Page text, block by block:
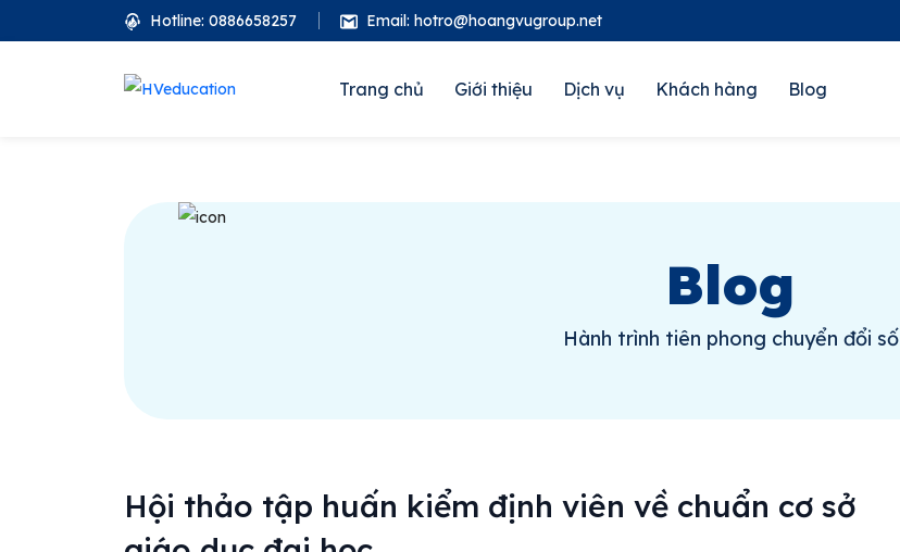
Hotline: 0886658257 Email: hotro@hoangvugroup.net
Trang chủ Giới thiệu Dịch vụ Khách hàng Blog
Blog
Hành trình tiên phong chuyển đổi số
Hội thảo tập huấn kiểm định viên về chuẩn cơ sở